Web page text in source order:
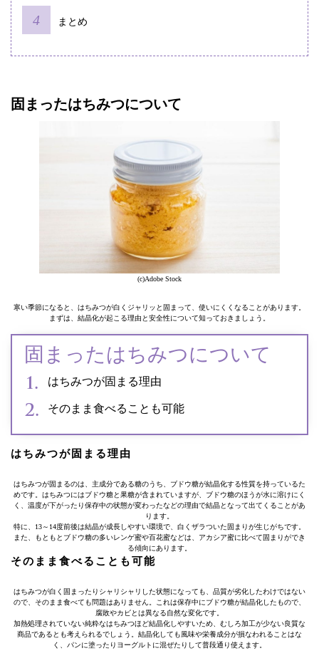
まとめ
固まったはちみつについて
(c)Adobe Stock
寒い季節になると、はちみつが白くジャリッと固まって、使いにくくなることがあります。
まずは、結晶化が起こる理由と安全性について知っておきましょう。
固まったはちみつについて
はちみつが固まる理由
そのまま食べることも可能
はちみつが固まる理由
はちみつが固まるのは、主成分である糖のうち、ブドウ糖が結晶化する性質を持っているた
めです。はちみつにはブドウ糖と果糖が含まれていますが、ブドウ糖のほうが水に溶けにく
く、温度が下がったり保存中の状態が変わったなどの理由で結晶となって出てくることがあ
ります。
特に、13～14度前後は結晶が成長しやすい環境で、白くザラついた固まりが生じがちです。
また、もともとブドウ糖の多いレンゲ蜜や百花蜜などは、アカシア蜜に比べて固まりができ
る傾向にあります。
そのまま食べることも可能
はちみつが白く固まったりシャリシャリした状態になっても、品質が劣化したわけではない
ので、そのまま食べても問題はありません。これは保存中にブドウ糖が結晶化したもので、
腐敗やカビとは異なる自然な変化です。
加熱処理されていない純粋なはちみつほど結晶化しやすいため、むしろ加工が少ない良質な
商品であるとも考えられるでしょう。結晶化しても風味や栄養成分が損なわれることはな
く、パンに塗ったりヨーグルトに混ぜたりして普段通り使えます。